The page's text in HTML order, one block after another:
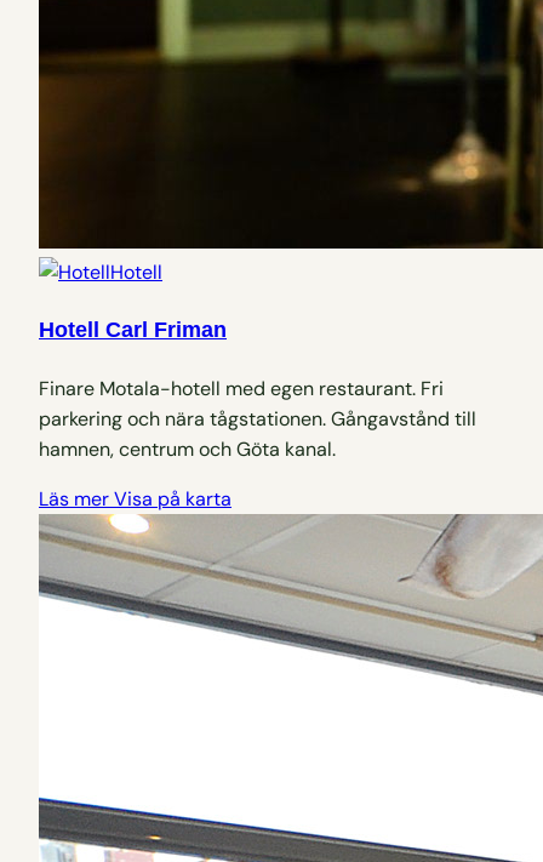
Hotell
Hotell Carl Friman
Finare Motala-hotell med egen restaurant. Fri
parkering och nära tågstationen. Gångavstånd till
hamnen, centrum och Göta kanal.
Läs merVisa på karta